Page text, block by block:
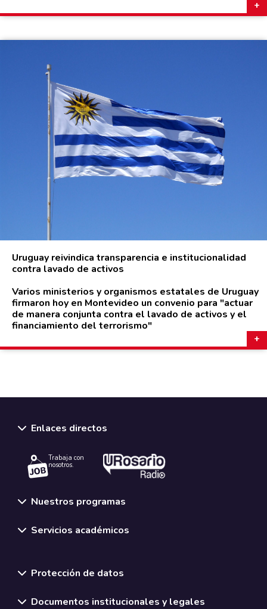
Uruguay reivindica transparencia e institucionalidad
contra lavado de activos
Varios ministerios y organismos estatales de Uruguay
firmaron hoy en Montevideo un convenio para "actuar
de manera conjunta contra el lavado de activos y el
financiamiento del terrorismo"
Enlaces directos
Trabaja con
nosotros.
Nuestros programas
Servicios académicos
Protección de datos
Documentos institucionales y legales